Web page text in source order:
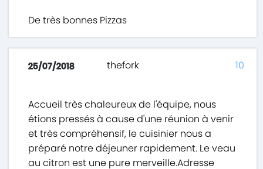
De très bonnes Pizzas
25/07/2018 thefork
Accueil très chaleureux de l'équipe, nous
étions pressés à cause d'une réunion à venir
et très compréhensif, le cuisinier nous a
préparé notre déjeuner rapidement. Le veau
au citron est une pure merveille.Adresse
10